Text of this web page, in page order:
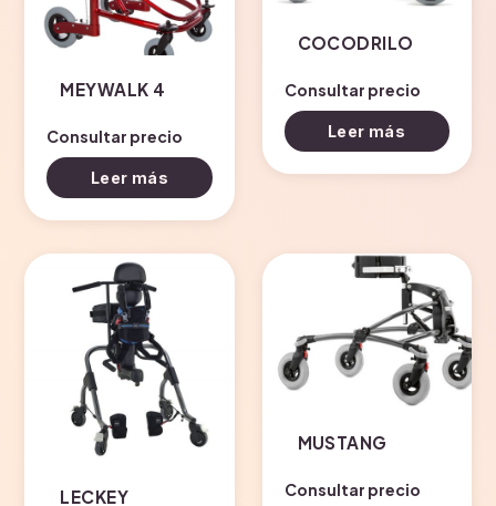
MEYWALK 4
Consultar precio
Leer más
COCODRILO
Consultar precio
Leer más
LECKEY
MUSTANG
Consultar precio